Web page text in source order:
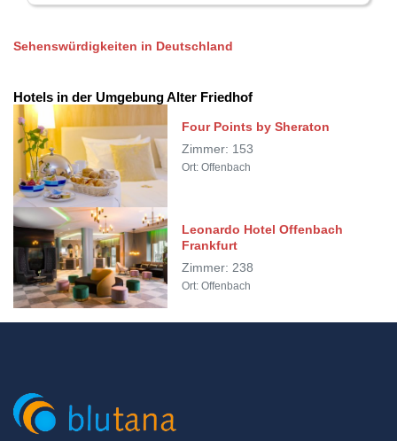
Sehenswürdigkeiten in Deutschland
Hotels in der Umgebung Alter Friedhof
Four Points by Sheraton
Zimmer: 153
Ort: Offenbach
Leonardo Hotel Offenbach
Frankfurt
Zimmer: 238
Ort: Offenbach